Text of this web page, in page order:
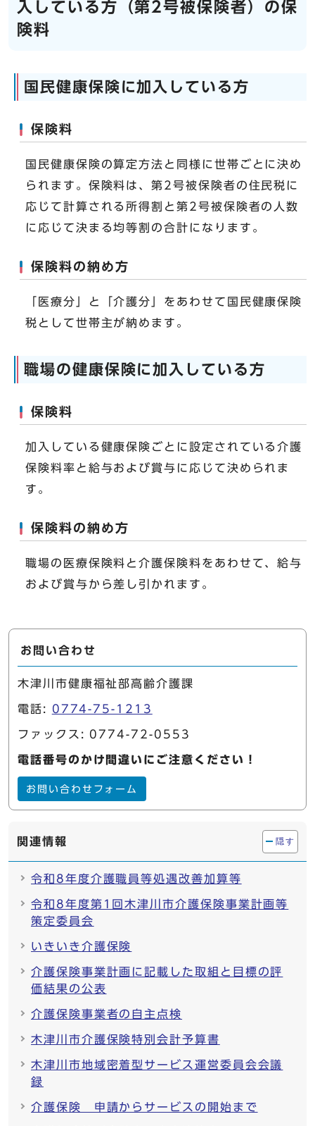
入している方（第2号被保険者）の保
険料
国民健康保険に加入している方
保険料
国民健康保険の算定方法と同様に世帯ごとに決め
られます。保険料は、第2号被保険者の住民税に
応じて計算される所得割と第2号被保険者の人数
に応じて決まる均等割の合計になります。
保険料の納め方
「医療分」と「介護分」をあわせて国民健康保険
税として世帯主が納めます。
職場の健康保険に加入している方
保険料
加入している健康保険ごとに設定されている介護
保険料率と給与および賞与に応じて決められま
す。
保険料の納め方
職場の医療保険料と介護保険料をあわせて、給与
および賞与から差し引かれます。
お問い合わせ
木津川市健康福祉部高齢介護課
電話: 0774-75-1213
ファックス: 0774-72-0553
電話番号のかけ間違いにご注意ください！
お問い合わせフォーム
関連情報 隠す
令和8年度介護職員等処遇改善加算等
令和8年度第1回木津川市介護保険事業計画等
策定委員会
いきいき介護保険
介護保険事業計画に記載した取組と目標の評
価結果の公表
介護保険事業者の自主点検
木津川市介護保険特別会計予算書
木津川市地域密着型サービス運営委員会会議
録
介護保険 申請からサービスの開始まで